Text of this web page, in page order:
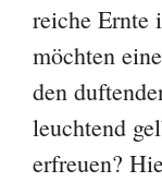
reiche Ernte
möchten
den
leuchtend
erfreuen?